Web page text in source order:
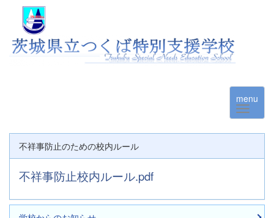
menu
不祥事防止のための校内ルール
不祥事防止校内ルール.pdf